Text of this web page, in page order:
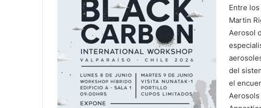
Entre
Martin
Aerosol
del
el